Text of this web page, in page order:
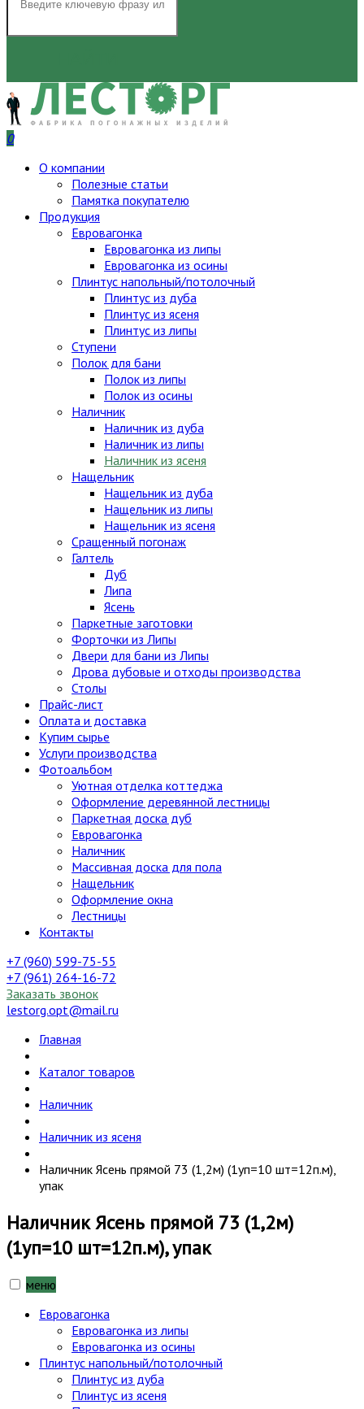
0
О компании
Полезные статьи
Памятка покупателю
Продукция
Евровагонка
Евровагонка из липы
Евровагонка из осины
Плинтус напольный/потолочный
Плинтус из дуба
Плинтус из ясеня
Плинтус из липы
Ступени
Полок для бани
Полок из липы
Полок из осины
Наличник
Наличник из дуба
Наличник из липы
Наличник из ясеня
Нащельник
Нащельник из дуба
Нащельник из липы
Нащельник из ясеня
Сращенный погонаж
Галтель
Дуб
Липа
Ясень
Паркетные заготовки
Форточки из Липы
Двери для бани из Липы
Дрова дубовые и отходы производства
Столы
Прайс-лист
Оплата и доставка
Купим сырье
Услуги производства
Фотоальбом
Уютная отделка коттеджа
Оформление деревянной лестницы
Паркетная доска дуб
Евровагонка
Наличник
Массивная доска для пола
Нащельник
Оформление окна
Лестницы
Контакты
+7 (960) 599-75-55
+7 (961) 264-16-72
Заказать звонок
lestorg.opt@mail.ru
Главная
Каталог товаров
Наличник
Наличник из ясеня
Наличник Ясень прямой 73 (1,2м) (1уп=10 шт=12п.м),
упак
Наличник Ясень прямой 73 (1,2м)
(1уп=10 шт=12п.м), упак
меню
Евровагонка
Евровагонка из липы
Евровагонка из осины
Плинтус напольный/потолочный
Плинтус из дуба
Плинтус из ясеня